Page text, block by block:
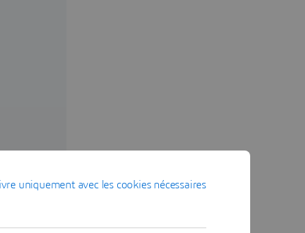
uniquement avec les cookies nécessaires